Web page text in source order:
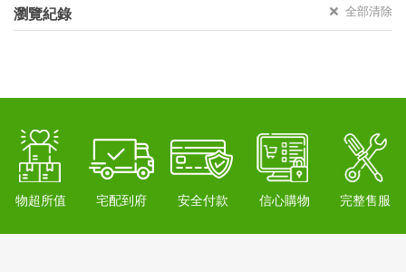
瀏覽紀錄 全部清除
物超所值 宅配到府 安全付款 信心購物 完整售服